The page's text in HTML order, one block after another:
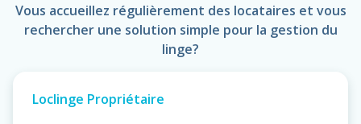
Vous accueillez régulièrement des locataires et vous
rechercher une solution simple pour la gestion du
linge?
Loclinge Propriétaire